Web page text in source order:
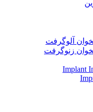
آلوگرفت
زنوگرفت
Implant